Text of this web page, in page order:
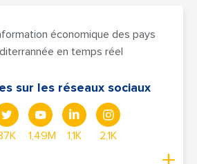
économique des pays
en temps réel
sur les réseaux sociaux
1,49M 1,1K 2,1K